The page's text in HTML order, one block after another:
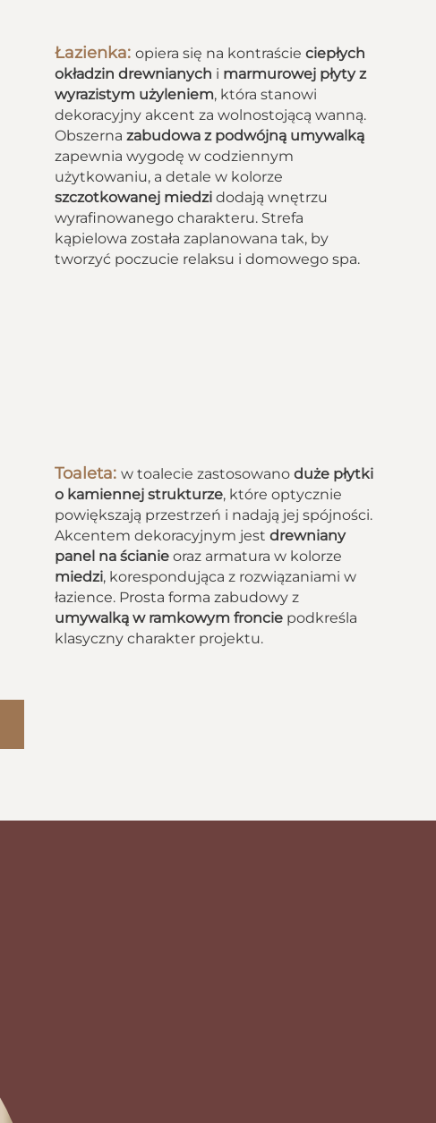
Łazienka: opiera się na kontraście ciepłych
okładzin drewnianych i marmurowej płyty z
wyrazistym użyleniem, która stanowi
dekoracyjny akcent za wolnostojącą wanną.
Obszerna zabudowa z podwójną umywalką
zapewnia wygodę w codziennym
użytkowaniu, a detale w kolorze
szczotkowanej miedzidodają wnętrzu
wyrafinowanego charakteru. Strefa
kąpielowa została zaplanowana tak, by
tworzyć poczucie relaksu i domowego spa.
Toaleta: w toalecie zastosowano duże płytki
o kamiennej strukturze, które optycznie
powiększają przestrzeń i nadają jej spójności.
Akcentem dekoracyjnym jest drewniany
panel na ścianieoraz armatura w kolorze
miedzi, korespondująca z rozwiązaniami w
łazience. Prosta forma zabudowy z
umywalką w ramkowym fronciepodkreśla
klasyczny charakter projektu.